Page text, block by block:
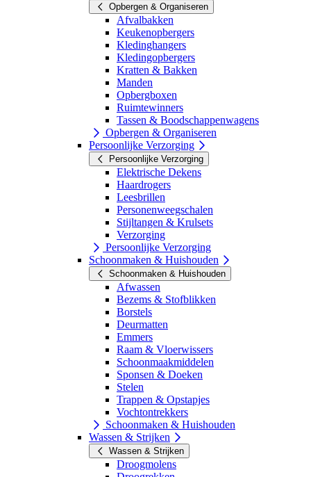
Opbergen & Organiseren
Afvalbakken
Keukenopbergers
Kledinghangers
Kledingopbergers
Kratten & Bakken
Manden
Opbergboxen
Ruimtewinners
Tassen & Boodschappenwagens
Opbergen & Organiseren
Persoonlijke Verzorging
Persoonlijke Verzorging
Elektrische Dekens
Haardrogers
Leesbrillen
Personenweegschalen
Stijltangen & Krulsets
Verzorging
Persoonlijke Verzorging
Schoonmaken & Huishouden
Schoonmaken & Huishouden
Afwassen
Bezems & Stofblikken
Borstels
Deurmatten
Emmers
Raam & Vloerwissers
Schoonmaakmiddelen
Sponsen & Doeken
Stelen
Trappen & Opstapjes
Vochtontrekkers
Schoonmaken & Huishouden
Wassen & Strijken
Wassen & Strijken
Droogmolens